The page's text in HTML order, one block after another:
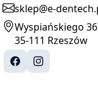
sklep@e-
Wyspiańskiego 36
35-111 Rzeszów